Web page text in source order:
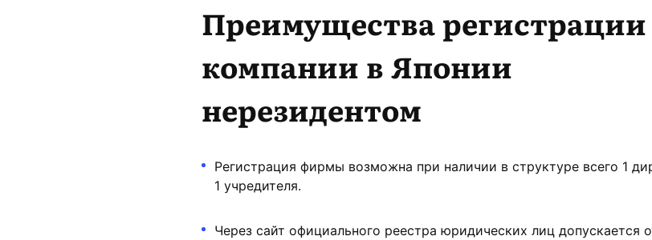
Преимущества регистрации
компании в Японии
нерезидентом
Регистрация фирмы возможна при наличии в структуре всего 1
1 учредителя.
Через сайт официального реестра юридических лиц допускается